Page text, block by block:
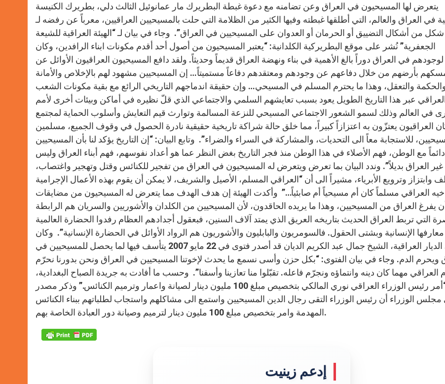
يتعرض لها المسيحيون في العراق وعن تضامنه مع دعوة غبطة البطريرك مار عمانوئيل الثالث دلي، بطريرك الكنيسة
في العراق والعالم، التي أطلقها غبطته وفيها الكثير من الظلامة التي حلت بالمسيحيين العراقيين، معرباً عن رفضه لـ
من أشكال التضييق أو الحرمان أو العدوان على المسيحيين في العراق”. وجاء في بيان لـ “الهيئة العراقية للشيعة
الجعفرية” نُشر على موقع البطريركية الكلدانية: “يعتبر المسيحيون من أصول أحد أقدم مكونات ابناء الرافدين، وكان
لوجودهم في العراق دوراً بالغ الأهمية في بناء ونهضة العراق قديماً وحديثاً. ولقد دافع المسيحيون العراقيون الأوائل عن
بأرضهم من خلال دفاعهم عن وجودهم ومعتقدهم دفاعاً مستميتاً… إن المسيحيين مشهود لهم بالإخلاص والأمانة
والتعقل، وهذا ما يحترم المسلم في المسيحي… وإن حقيقة اندماجهم التاريخي الرائع مع بقية مكونات الشعب
عبر هذا التاريخ الطويل يعود بسبب تعايشهم السلمي والاجتماعي الذي قلّ نظيره في أماكن وبيئات أخرى لأمم
في العالم وذلك لسمو الشعور الاجتماعي المسيحي للنزعة المسالمة وتوارث قيم التعايش وأسلوب الحماية لمجتمع
العراقيون يعتزّون به اعتزازاً كبيراً، مما خلق حالة شراكة تاريخية حقيقية نادرة الحصول في وقوف الجميع، مسلمين
للاستجابة معاً الى التحديات، والمشاركة في السراء والضراء”. وتابع البيان: “إن التاريخ يؤكد لنا بأن المسيحيين
دائماً مع الوطن، فهم الأصلاء في هذا الوطن منذ فجر التاريخ بغض النظر عما هو أعداد نفوسهم، فهم أبناء العراق وليس
غير العراق بديلاً”. وندد البيان بما تعرض ويتعرض له المسيحيون في العراق من تفجير للكنائس وقتل وتهجير واغتصاب،
وابتزاز وترويع الأبرياء، مشيراً الى أن “العراقي المسلم، الأصيل والشريف، لا يمكن أن يقوم بهذه الأعمال الإجرامية
العراقي مسلماً كان أم مسيحياً أم صابئياً…” وأكدت الهيئة إن هدف الهدف مما يتعرض له المسيحيون من مضايقات
يفرغ العراق من المسيحيين، وهذا ما يريده الحاقدون، لأن المسيحيين من الكلدان والأشوريين والسريان هم الرابطة
التي تربط العراق الحديث بتاريخه العريق الذي يمتد آلاف السنين، فبعقول أجدادهم العظام رفدوا الحضارة العالمية
الإنسانية وبشتى الحقول. فالسومريون والبابليون والأشوريون هم الرواد الأوائل في الحضارة الإنسانية”. وكان
مفتي الديار العراقية، الشيخ جمال عبد الكريم الديان قد أصدر فتوى في 22 مايو 2007 يتأسف فيها لما يحصل للمسيحيين في
ويحرم الدم. وجاء في بيان الفتوى: “بكل حزن وأسى نسمع ما يحدث لإخوتنا المسيحيين في العراق ونحن بدورنا نحرّم
العراقي مهما كان دينه وانتماؤه ونجرّم فاعله. تقبّلوا منا تعازينا وأسفنا”. وحسب ما أفادت به جريدة الصباح البغدادية،
فقد “أمر رئيس الوزراء العراقي نوري المالكي بتخصيص مبلغ 100 مليون دينار لصيانة واعمار وترميم الكنائس.” وذكر مصدر
الوزراء أن رئيس الوزراء التقى رجال الدين المسيحيين واستمع الى مشاكلهم واستجاب لطلباتهم ببناء الكنائس
المهدمة وامر بتخصيص مبلغ 100 مليون دينار لترميم وصيانة دور العبادة الخاصة بهم.
إدعم زينيت